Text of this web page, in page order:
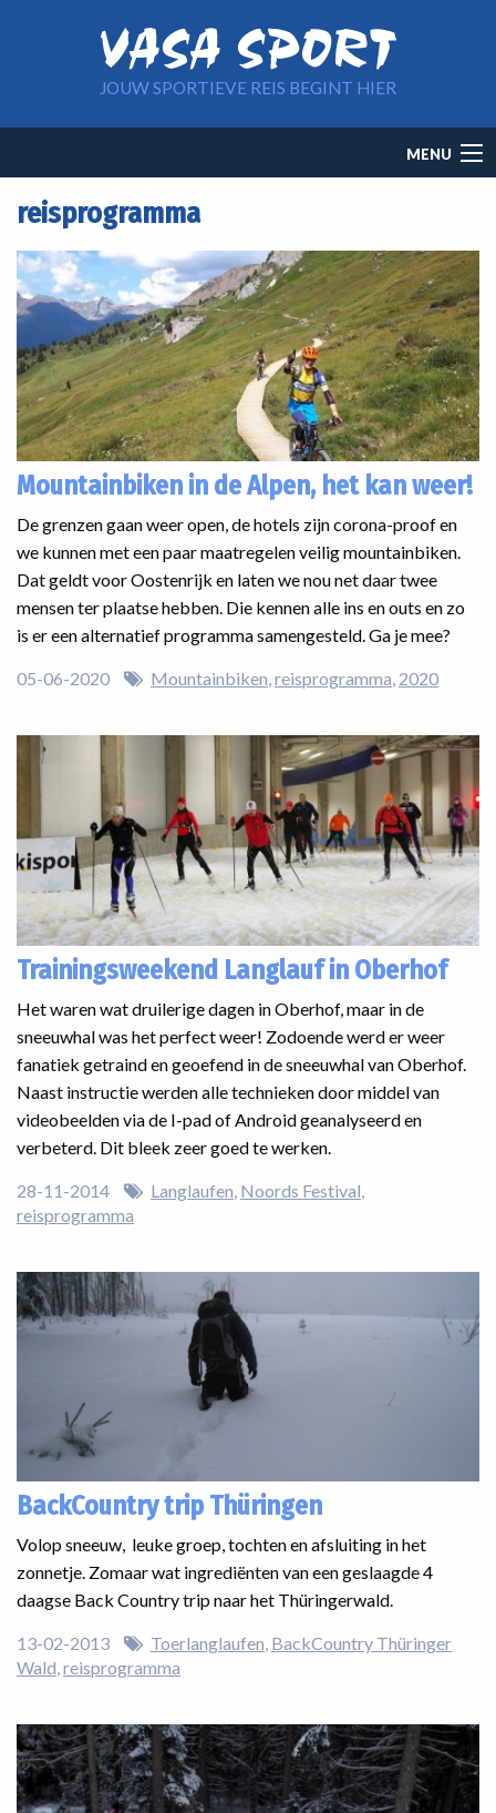
JOUW SPORTIEVE REIS BEGINT HIER
navigation
MENU
reisprogramma
Mountainbiken in de Alpen, het kan weer!
De grenzen gaan weer open, de hotels zijn corona-proof en
we kunnen met een paar maatregelen veilig mountainbiken.
Dat geldt voor Oostenrijk en laten we nou net daar twee
mensen ter plaatse hebben. Die kennen alle ins en outs en zo
is er een alternatief programma samengesteld. Ga je mee?
05-06-2020 Mountainbiken reisprogramma 2020
Trainingsweekend Langlauf in Oberhof
Het waren wat druilerige dagen in Oberhof, maar in de
sneeuwhal was het perfect weer! Zodoende werd er weer
fanatiek getraind en geoefend in de sneeuwhal van Oberhof.
Naast instructie werden alle technieken door middel van
videobeelden via de I-pad of Android geanalyseerd en
verbeterd. Dit bleek zeer goed te werken.
28-11-2014 Langlaufen Noords Festival
reisprogramma
BackCountry trip Thüringen
Volop sneeuw, leuke groep, tochten en afsluiting in het
zonnetje. Zomaar wat ingrediënten van een geslaagde 4
daagse Back Country trip naar het Thüringerwald.
13-02-2013 Toerlanglaufen BackCountry Thüringer
Wald reisprogramma